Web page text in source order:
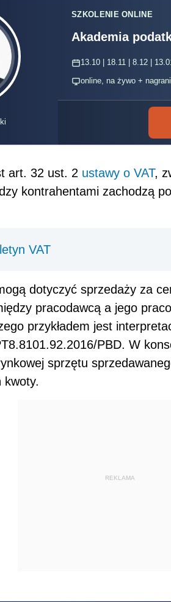
SZKOLENIE ONLINE
Akademia
13.10 | 18.11 | 8.12 |
online, na żywo +
art. 32 ust. 2 ustawy o VAT,
kontrahentami zachodzą
VAT
dotyczyć sprzedaży za
pracodawcą a jego
przykładem jest
PBD. W
sprzętu
kwoty.
REKLAMA